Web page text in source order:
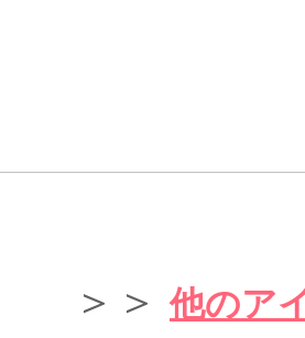
＞＞他のア